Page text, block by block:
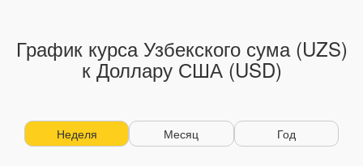
График курса Узбекского сума (UZS)
к Доллару США (USD)
Неделя Месяц Год